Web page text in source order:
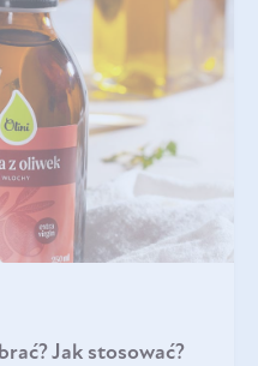
Jak stosować?